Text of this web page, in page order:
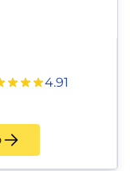
4.91